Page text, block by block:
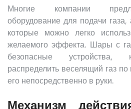
Многие компании
оборудование для подачи газа,
которые можно легко
желаемого эффекта. Шары с
безопасные устройства,
распределить веселящий газ
его непосредственно в руки.